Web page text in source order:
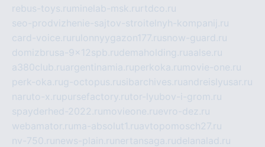
rebus-toys.ru minelab-msk.ru rtdco.ru
seo-prodvizhenie-sajtov-stroitelnyh-kompanij.ru
card-voice.ru rulonnyygazon177.rusnow-guard.ru
domizbrusa-9x12spb.rudemaholding.ruaalse.ru
a380club.ruargentinamia.ruperkoka.ru movie-one.ru
perk-oka.rug-octopus.rusibarchives.ruandreislyusar.ru
naruto-x.rupursefactory.rutor-lyubov-i-grom.ru
spayderhed-2022.ru movieone.ruevro-dez.ru
webamator.ru ma-absolut1.ruavtopomosch27.ru
nv-750.ru news-plain.ru nertansaga.rudelanalad.ru